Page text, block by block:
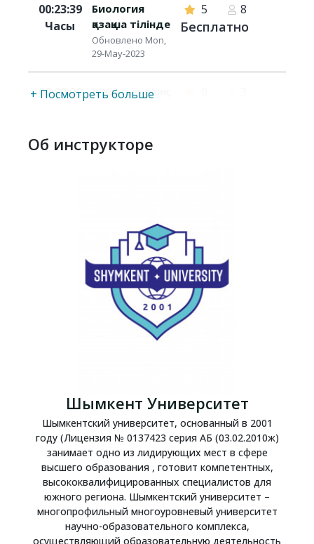
+ Посмотреть больше
00:23:39
Часы
Биология
қазақша тілінде
Обновлено Mon,
29-May-2023
5 8
Бесплатно
00:00:00
XIXғасыр қазақ
Об инструкторе
Шымкент Университет
Шымкентский университет, основанный в 2001
году (Лицензия № 0137423 серия АБ (03.02.2010ж)
занимает одно из лидирующих мест в сфере
высшего образования , готовит компетентных,
высококвалифицированных специалистов для
южного региона. Шымкентский университет –
многопрофильный многоуровневый университет
научно-образовательного комплекса,
осуществляющий образовательную деятельность